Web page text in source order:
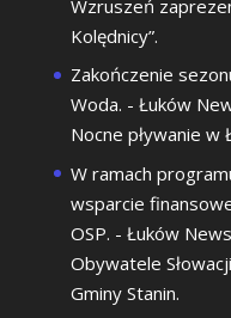
Wzruszeń
Kolędnicy”.
Zakończenie
Woda. - Łuków
Nocne pływanie w
W ramach
wsparcie
OSP. - Łuków
Obywatele
Gminy Stanin.